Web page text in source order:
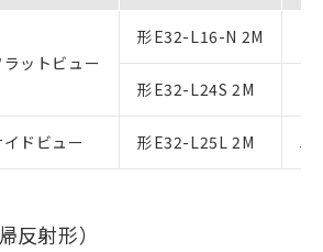
ラットビュー
形E32-L16-N 2M
形E32-L24S 2M
イドビュー 形E32-L25L 2M
反射形）